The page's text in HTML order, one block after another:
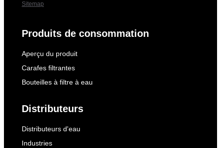
Sitemap
Produits de consommation
Aperçu du produit
Carafes filtrantes
Bouteilles à filtre à eau
Distributeurs
Distributeurs d'eau
Industries